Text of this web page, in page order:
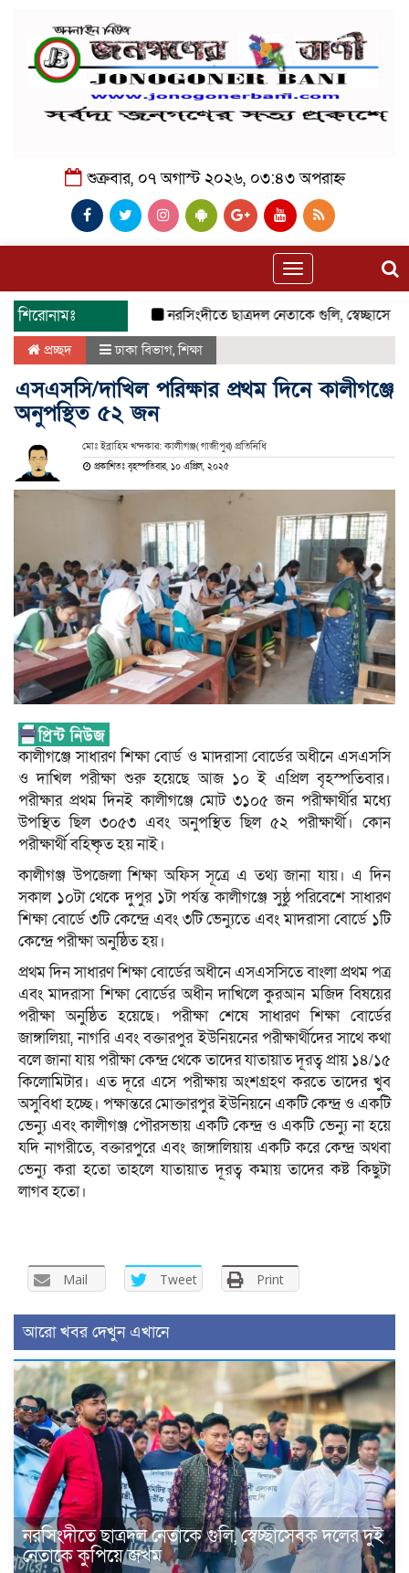
শুক্রবার, ০৭ অগাস্ট ২০২৬, ০৩:৪৩ অপরাহ্ন
Toggle
navigation
শিরোনামঃ নরসিংদীতে ছাত্রদল নেতাকে গুলি, স্বেচ্ছাসেবক
প্রচ্ছদ ঢাকা বিভাগ,শিক্ষা
এসএসসি/দাখিল পরিক্ষার প্রথম দিনে কালীগঞ্জে
অনুপস্থিত ৫২ জন
মোঃ ইব্রাহিম খন্দকার: কালীগঞ্জ( গাজীপুর) প্রতিনিধি
প্রকাশিতঃ বৃহস্পতিবার, ১০ এপ্রিল, ২০২৫
কালীগঞ্জে সাধারণ শিক্ষা বোর্ড ও মাদরাসা বোর্ডের অধীনে এসএসসি
ও দাখিল পরীক্ষা শুরু হয়েছে আজ ১০ ই এপ্রিল বৃহস্পতিবার।
পরীক্ষার প্রথম দিনই কালীগঞ্জে মোট ৩১০৫ জন পরীক্ষার্থীর মধ্যে
উপস্থিত ছিল ৩০৫৩ এবং অনুপস্থিত ছিল ৫২ পরীক্ষার্থী। কোন
পরীক্ষার্থী বহিষ্কৃত হয় নাই।
কালীগঞ্জ উপজেলা শিক্ষা অফিস সূত্রে এ তথ্য জানা যায়। এ দিন
সকাল ১০টা থেকে দুপুর ১টা পর্যন্ত কালীগঞ্জে সুষ্ঠু পরিবেশে সাধারণ
শিক্ষা বোর্ডে ৩টি কেন্দ্রে এবং ৩টি ভেন্যুতে এবং মাদরাসা বোর্ডে ১টি
কেন্দ্রে পরীক্ষা অনুষ্ঠিত হয়।
প্রথম দিন সাধারণ শিক্ষা বোর্ডের অধীনে এসএসসিতে বাংলা প্রথম পত্র
এবং মাদরাসা শিক্ষা বোর্ডের অধীন দাখিলে কুরআন মজিদ বিষয়ের
পরীক্ষা অনুষ্ঠিত হয়েছে। পরীক্ষা শেষে সাধারণ শিক্ষা বোর্ডের
জাঙ্গালিয়া, নাগরি এবং বক্তারপুর ইউনিয়নের পরীক্ষার্থীদের সাথে কথা
বলে জানা যায় পরীক্ষা কেন্দ্র থেকে তাদের যাতায়াত দূরত্ব প্রায় ১৪/১৫
কিলোমিটার। এত দূরে এসে পরীক্ষায় অংশগ্রহণ করতে তাদের খুব
অসুবিধা হচ্ছে। পক্ষান্তরে মোক্তারপুর ইউনিয়নে একটি কেন্দ্র ও একটি
ভেন্যু এবং কালীগঞ্জ পৌরসভায় একটি কেন্দ্র ও একটি ভেন্যু না হয়ে
যদি নাগরীতে, বক্তারপুরে এবং জাঙ্গালিয়ায় একটি করে কেন্দ্র অথবা
ভেন্যু করা হতো তাহলে যাতায়াত দূরত্ব কমায় তাদের কষ্ট কিছুটা
লাগব হতো।
Mail Tweet Print
আরো খবর দেখুন এখানে
নরসিংদীতে ছাত্রদল নেতাকে গুলি, স্বেচ্ছাসেবক দলের দুই
নেতাকে কুপিয়ে জখম